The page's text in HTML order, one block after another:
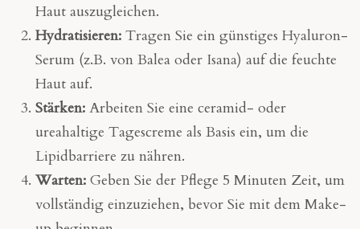
Haut auszugleichen.
Hydratisieren: Tragen Sie ein günstiges Hyaluron-
Serum (z.B. von Balea oder Isana) auf die feuchte
Haut auf.
Stärken: Arbeiten Sie eine ceramid- oder
ureahaltige Tagescreme als Basis ein, um die
Lipidbarriere zu nähren.
Warten: Geben Sie der Pflege 5 Minuten Zeit, um
vollständig einzuziehen, bevor Sie mit dem Make-